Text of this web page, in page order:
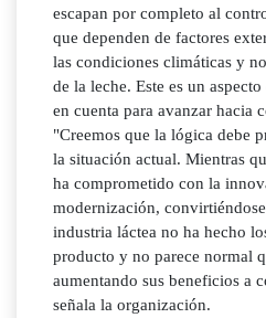
escapan por completo al
que dependen de factores
las condiciones climáticas y
de la leche. Este es un
en cuenta para avanzar hacia
"Creemos que la lógica debe
la situación actual. Mientras
ha comprometido con la
modernización,
industria láctea no ha hecho
producto y no parece normal
aumentando sus beneficios a
señala la organización.